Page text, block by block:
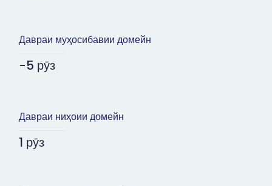
Давраи муҳосибавии домейн
-5 рӯз
Давраи ниҳоии домейн
1 рӯз